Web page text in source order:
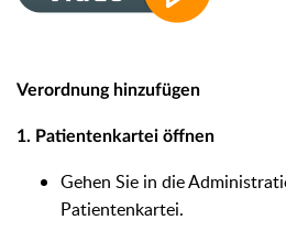
Verordnung hinzufügen
1. Patientenkartei öffnen
Gehen Sie in die
Patientenkartei.